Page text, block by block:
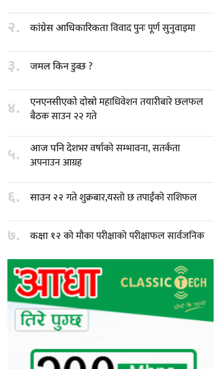
२. कांग्रेस आधिकारिकताविवाद पुनः पूर्ण सुनुवाइमा
३. जमल किनडुब्छ ?
४. एनएनसीएको दोस्रोमहाधिवेशन तयारीबारे छलफल
बैठक साउन २२ गते
५. आज पनिदेशभर वर्षाको सम्भावना, सतर्कता
अपनाउन आग्रह
६. साउन २२गते शुक्रबार,यस्तो छ तपाईंको राशिफल
७. कक्षा १२को मौका परीक्षाको परीक्षाफल सार्वजनिक